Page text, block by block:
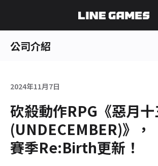
公司介紹
2024年11月7日
砍殺動作RPG《惡月十
(UNDECEMBER)》，
賽季Re:Birth更新！